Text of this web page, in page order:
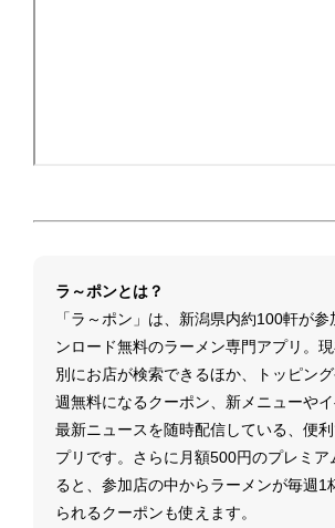
ラ～ポンとは？
「ラ～ポン」は、新潟県内約100軒が
ンロード無料のラーメン専門アプリ。
別にお店が検索できるほか、トッピン
週無料になるクーポン、新メニューや
最新ニュースを随時配信している、便
プリです。さらに月額500円のプレミア
ると、参加店の中からラーメンが毎週1
られるクーポンも使えます。